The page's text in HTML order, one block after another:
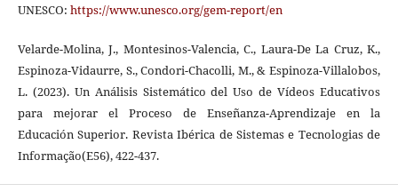
UNESCO: https://www.unesco.org/gem-report/en
Velarde-Molina, J., Montesinos-Valencia, C., Laura-De La Cruz, K.,
Espinoza-Vidaurre, S., Condori-Chacolli, M., & Espinoza-Villalobos,
L. (2023). Un Análisis Sistemático del Uso de Vídeos Educativos
para mejorar el Proceso de Enseñanza-Aprendizaje en la
Educación Superior. Revista Ibérica de Sistemas e Tecnologias de
Informação(E56), 422-437.